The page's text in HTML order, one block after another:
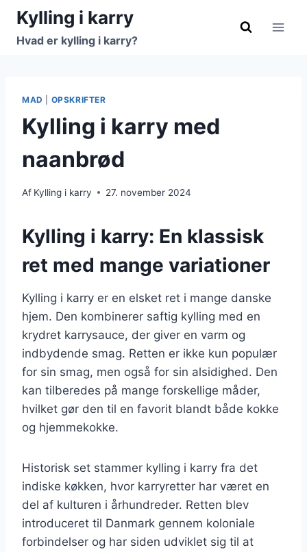
Fortsæt
indhold
Kylling i karry
Hvad er kylling i karry?
MAD OPSKRIFTER
Kylling i karry med
naanbrød
Af Kylling i karry 27. november 2024
Kylling i karry: En klassisk
ret med mange variationer
Kylling i karry er en elsket ret i mange danske
hjem. Den kombinerer saftig kylling med en
krydret karrysauce, der giver en varm og
indbydende smag. Retten er ikke kun populær
for sin smag, men også for sin alsidighed. Den
kan tilberedes på mange forskellige måder,
hvilket gør den til en favorit blandt både kokke
og hjemmekokke.
Historisk set stammer kylling i karry fra det
indiske køkken, hvor karryretter har været en
del af kulturen i århundreder. Retten blev
introduceret til Danmark gennem koloniale
forbindelser og har siden udviklet sig til at